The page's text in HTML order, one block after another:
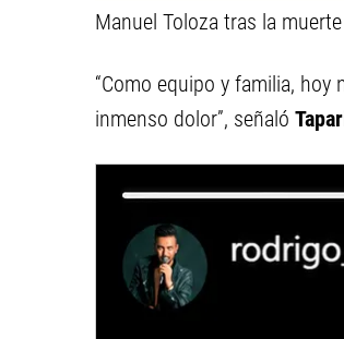
Manuel Toloza tras la
“Como equipo y familia,
inmenso dolor”, señaló